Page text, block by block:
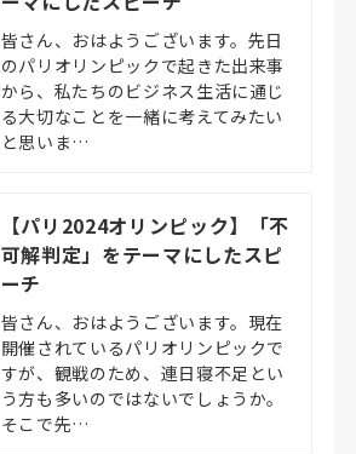
皆さん、おはようございます。先日
のパリオリンピックで起きた出来事
から、私たちのビジネス生活に通じ
る大切なことを一緒に考えてみたい
と思いま…
【パリ2024オリンピック】「不
可解判定」をテーマにしたスピ
ーチ
皆さん、おはようございます。現在
開催されているパリオリンピックで
すが、観戦のため、連日寝不足とい
う方も多いのではないでしょうか。
そこで先…